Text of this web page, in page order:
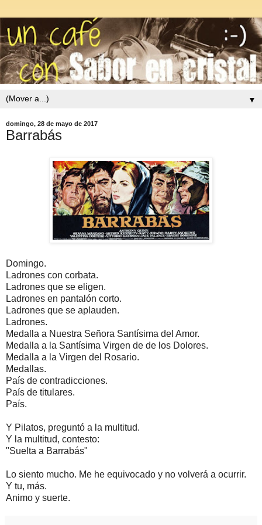
▼
domingo, 28 de mayo de 2017
Barrabás
Domingo.
Ladrones con corbata.
Ladrones que se eligen.
Ladrones en pantalón corto.
Ladrones que se aplauden.
Ladrones.
Medalla a Nuestra Señora Santísima del Amor.
Medalla a la Santísima Virgen de de los Dolores.
Medalla a la Virgen del Rosario.
Medallas.
País de contradicciones.
País de titulares.
País.
Y Pilatos, preguntó a la multitud.
Y la multitud, contesto:
"Suelta a Barrabás"
Lo siento mucho. Me he equivocado y no volverá a ocurrir.
Y tu, más.
Animo y suerte.